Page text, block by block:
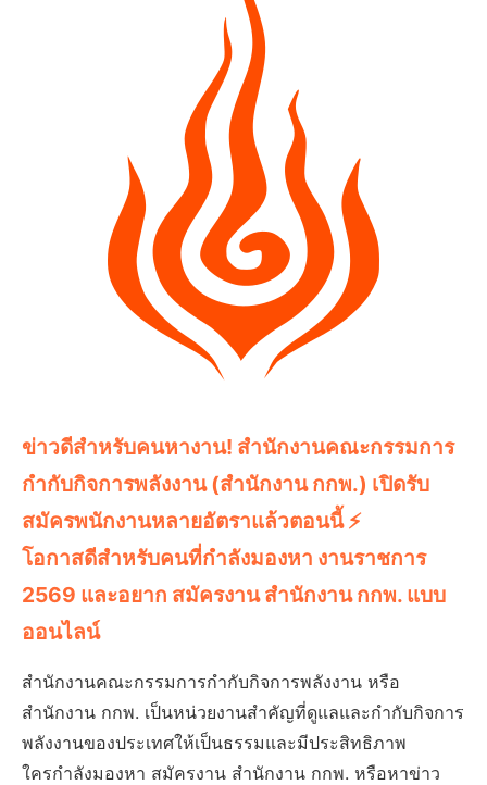
ข่าวดีสำหรับคนหางาน! สำนักงานคณะกรรมการ
กำกับกิจการพลังงาน (สำนักงาน กกพ.) เปิดรับ
สมัครพนักงานหลายอัตราแล้วตอนนี้ ⚡
โอกาสดีสำหรับคนที่กำลังมองหา งานราชการ
2569 และอยาก สมัครงาน สำนักงาน กกพ. แบบ
ออนไลน์
สำนักงานคณะกรรมการกำกับกิจการพลังงาน หรือ
สำนักงาน กกพ. เป็นหน่วยงานสำคัญที่ดูแลและกำกับกิจการ
พลังงานของประเทศให้เป็นธรรมและมีประสิทธิภาพ
ใครกำลังมองหา สมัครงาน สำนักงาน กกพ. หรือหาข่าว